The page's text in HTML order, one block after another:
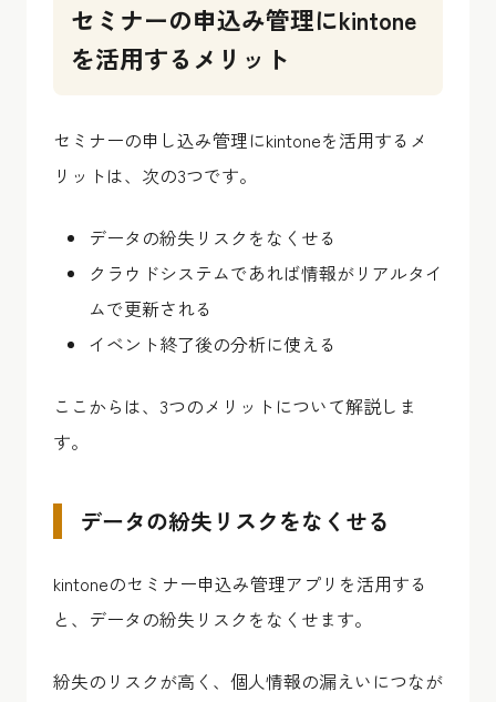
セミナーの申込み管理にkintone
を活用するメリット
セミナーの申し込み管理にkintoneを活用するメ
リットは、次の3つです。
データの紛失リスクをなくせる
クラウドシステムであれば情報がリアルタイ
ムで更新される
イベント終了後の分析に使える
ここからは、3つのメリットについて解説しま
す。
データの紛失リスクをなくせる
kintoneのセミナー申込み管理アプリを活用する
と、データの紛失リスクをなくせます。
紛失のリスクが高く、個人情報の漏えいにつなが